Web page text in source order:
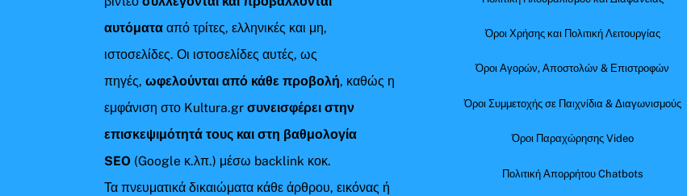
αυτόματααπό τρίτες, ελληνικές και μη,
ιστοσελίδες. Οι ιστοσελίδες αυτές, ως
πηγές,ωφελούνται από κάθε προβολή, καθώς η
εμφάνιση στο Kultura.gr συνεισφέρει στην
επισκεψιμότητά τους και στη βαθμολογία
SEO (Google κ.λπ.) μέσω backlink κοκ.
Τα πνευματικά δικαιώματα κάθε άρθρου, εικόνας ή
Όροι Χρήσης και Πολιτική Λειτουργίας
Όροι Αγορών, Αποστολών & Επιστροφών
Όροι Συμμετοχής σε Παιχνίδια & Διαγωνισμούς
Όροι Παραχώρησης Video
Πολιτική Απορρήτου Chatbots